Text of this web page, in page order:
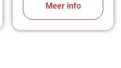
Meer info